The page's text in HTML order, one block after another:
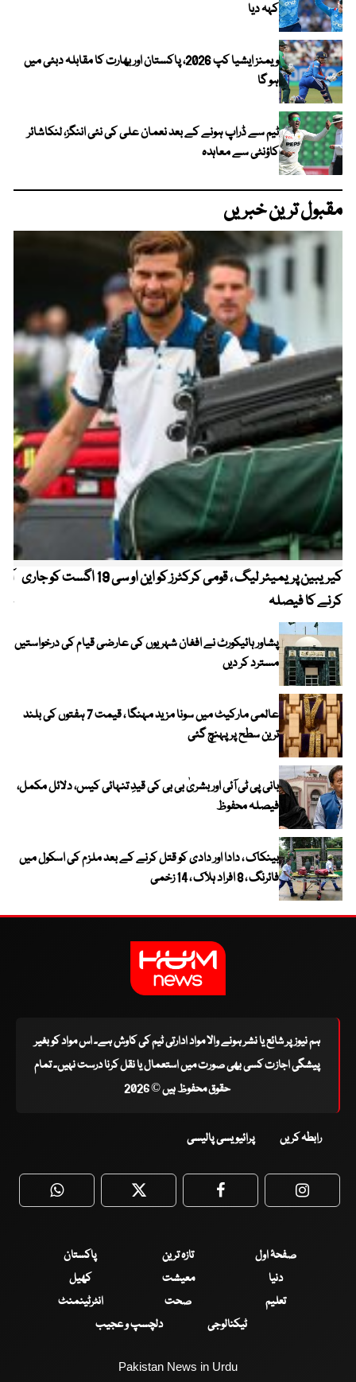
کہہ دیا
ویمنز ایشیا کپ 2026، پاکستان اور بھارت کا مقابلہ دبئی میں
ہو گا
ٹیم سے ڈراپ ہونے کے بعد نعمان علی کی نئی اننگز، لنکاشائر
کاؤنٹی سے معاہدہ
مقبول ترین خبریں
کیریبین پریمیئر لیگ ، قومی کرکٹرز کو این او سی 19 اگست کو جاری
کرنے کا فیصلہ
پشاور ہائیکورٹ نے افغان شہریوں کی عارضی قیام کی درخواستیں
مسترد کر دیں
عالمی مارکیٹ میں سونا مزید مہنگا ، قیمت 7 ہفتوں کی بلند
ترین سطح پر پہنچ گئی
بانی پی ٹی آئی اور بشریٰ بی بی کی قیدِ تنہائی کیس، دلائل مکمل،
فیصلہ محفوظ
بینکاک ، دادا اور دادی کو قتل کرنے کے بعد ملزم کی اسکول میں
فائرنگ ، 8 افراد ہلاک ، 14 زخمی
ہم نیوز پر شائع یا نشر ہونے والا مواد ادارتی ٹیم کی کاوش ہے۔ اس مواد کو بغیر
پیشگی اجازت کسی بھی صورت میں استعمال یا نقل کرنا درست نہیں۔ تمام
حقوق محفوظ ہیں © 2026
رابطہ کریں پرائیویسی پالیسی
WhatsApp Twitter Facebook
صفحۂ اول تازہ ترین
پاکستان
دنیا
معیشت
کھیل
تعلیم
صحت
انٹرٹینمنٹ
ٹیکنالوجی
دلچسپ و عجیب
Pakistan News in Urdu